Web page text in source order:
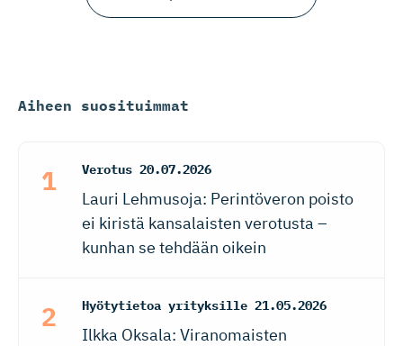
Aiheen suosituimmat
Verotus 20.07.2026
Lauri Lehmusoja: Perintöveron poisto
ei kiristä kansalaisten verotusta –
kunhan se tehdään oikein
Hyötytietoa yrityksille 21.05.2026
Ilkka Oksala: Viranomaisten